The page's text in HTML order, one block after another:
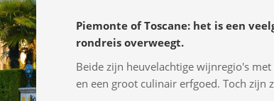
Piemonte of Toscane: het is een
rondreis overweegt.
Beide zijn heuvelachtige wijnregio's
en een groot culinair erfgoed. Toch zijn